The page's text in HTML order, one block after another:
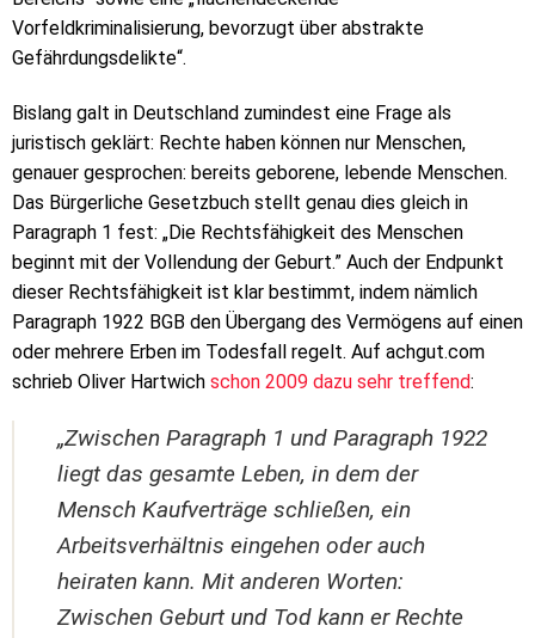
Vorfeldkriminalisierung, bevorzugt über abstrakte
Gefährdungsdelikte“.
Bislang galt in Deutschland zumindest eine Frage als
juristisch geklärt: Rechte haben können nur Menschen,
genauer gesprochen: bereits geborene, lebende Menschen.
Das Bürgerliche Gesetzbuch stellt genau dies gleich in
Paragraph 1 fest: „Die Rechtsfähigkeit des Menschen
beginnt mit der Vollendung der Geburt.” Auch der Endpunkt
dieser Rechtsfähigkeit ist klar bestimmt, indem nämlich
Paragraph 1922 BGB den Übergang des Vermögens auf einen
oder mehrere Erben im Todesfall regelt. Auf achgut.com
schrieb Oliver Hartwich schon 2009 dazu sehr treffend:
„Zwischen Paragraph 1 und Paragraph 1922
liegt das gesamte Leben, in dem der
Mensch Kaufverträge schließen, ein
Arbeitsverhältnis eingehen oder auch
heiraten kann. Mit anderen Worten:
Zwischen Geburt und Tod kann er Rechte